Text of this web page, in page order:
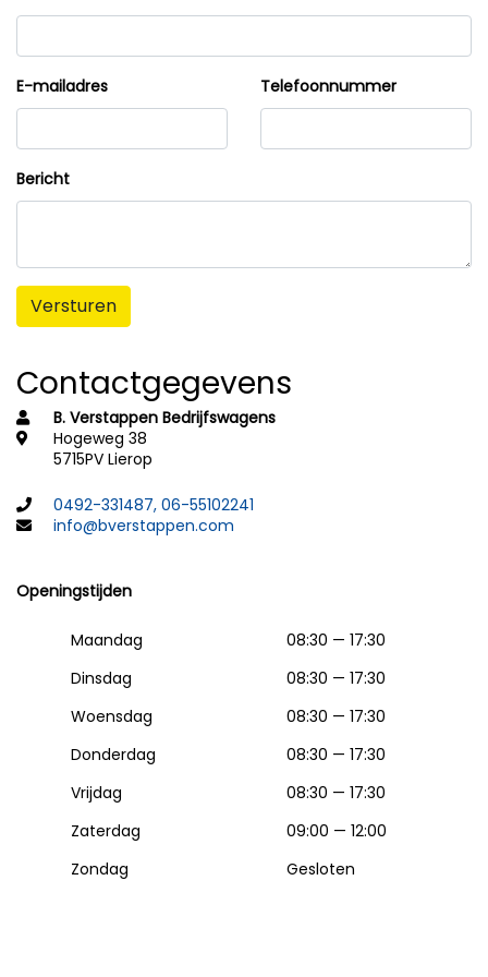
E-mailadres Telefoonnummer
Bericht
Versturen
Contactgegevens
B. Verstappen Bedrijfswagens
Hogeweg 38
5715PV Lierop
0492-331487, 06-55102241
info@bverstappen.com
Openingstijden
Maandag
08:30 — 17:30
Dinsdag
08:30 — 17:30
Woensdag
08:30 — 17:30
Donderdag
08:30 — 17:30
Vrijdag
08:30 — 17:30
Zaterdag
09:00 — 12:00
Zondag
Gesloten